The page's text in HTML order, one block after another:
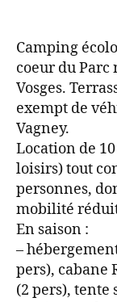
Camping
coeur du
Vosges.
exempt de
Vagney.
Location de
loisirs) tout
personnes,
mobilité
En saison :
–
pers), cabane
(2 pers), tente